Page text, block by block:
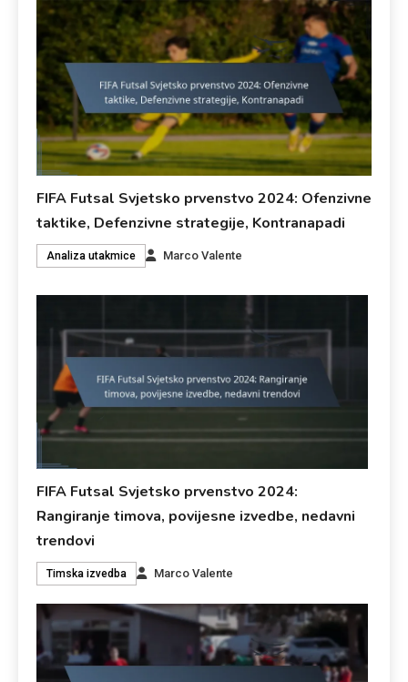
FIFA Futsal Svjetsko prvenstvo 2024: Ofenzivne
taktike, Defenzivne strategije, Kontranapadi
Analiza utakmice Marco Valente
FIFA Futsal Svjetsko prvenstvo 2024:
Rangiranje timova, povijesne izvedbe, nedavni
trendovi
Timska izvedba Marco Valente